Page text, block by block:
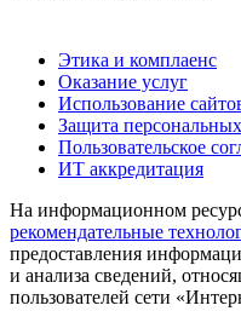
Этика и комплаенс
Оказание услуг
Использование
Защита
Пользовательское
ИТ аккредитация
На информационном
рекомендательные
предоставления
и анализа сведений,
пользователей сети